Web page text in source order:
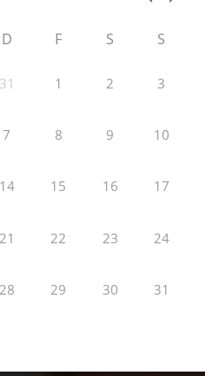
D F S S
31 1 2 3
7 8 9 10
14 15 16 17
21 22 23 24
28 29 30 31